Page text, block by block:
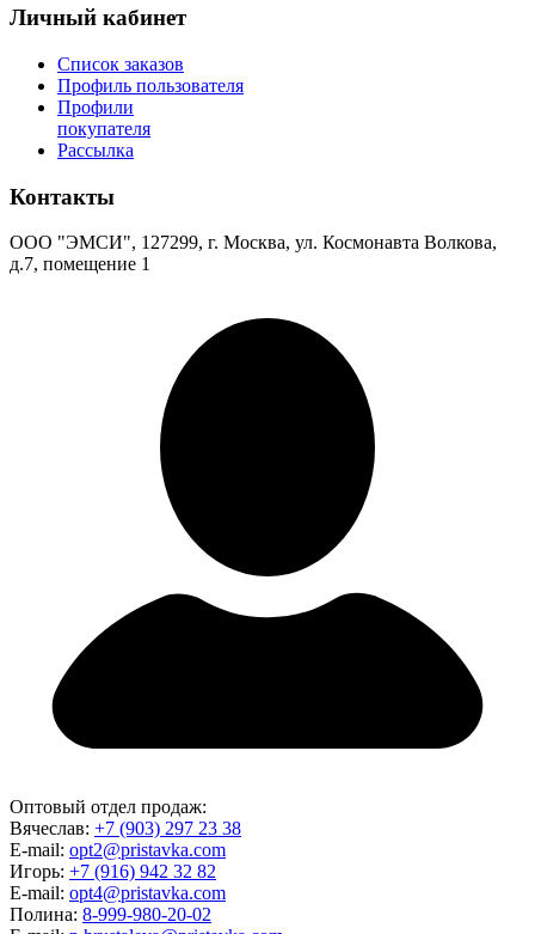
Личный кабинет
Список заказов
Профиль пользователя
Профили
покупателя
Рассылка
Контакты
ООО "ЭМСИ", 127299, г. Москва, ул. Космонавта Волкова,
д.7, помещение 1
Оптовый отдел продаж:
Вячеслав: +7 (903) 297 23 38
E-mail: opt2@pristavka.com
Игорь: +7 (916) 942 32 82
E-mail: opt4@pristavka.com
Полина: 8-999-980-20-02